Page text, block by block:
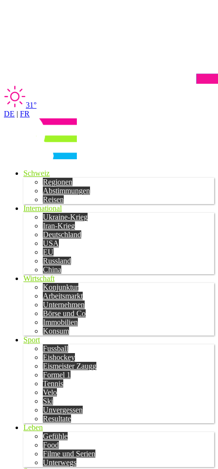
31°
DE | FR
Schweiz
Regionen
Abstimmungen
Reisen
International
Ukraine-Krieg
Iran-Krieg
Deutschland
USA
EU
Russland
China
Wirtschaft
Konjunktur
Arbeitsmarkt
Unternehmen
Börse und Co
Immobilien
Konsum
Sport
Fussball
Eishockey
Eismeister Zaugg
Formel 1
Tennis
Velo
Ski
Unvergessen
Resultate
Leben
Gefühle
Food
Filme und Serien
Unterwegs